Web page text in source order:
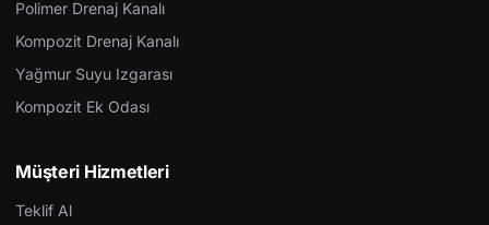
Polimer Drenaj Kanalı
Kompozit Drenaj Kanalı
Yağmur Suyu Izgarası
Kompozit Ek Odası
Müşteri Hizmetleri
Teklif Al